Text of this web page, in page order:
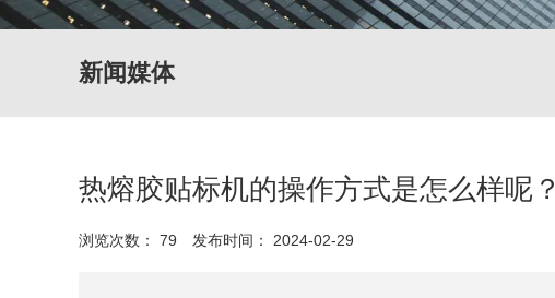
新闻媒体
热熔胶贴标机的操作方式是怎么样呢？
浏览次数： 79 发布时间： 2024-02-29